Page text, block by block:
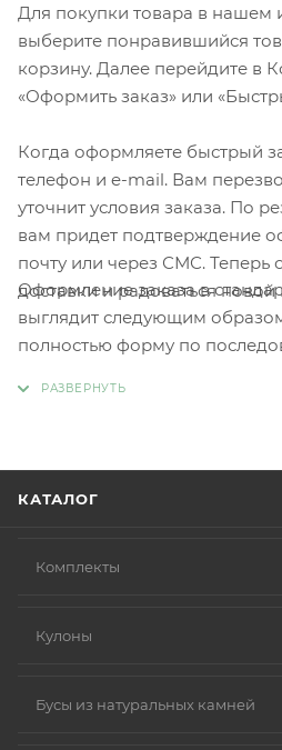
Для покупки товара в нашем
выберите понравившийся
корзину. Далее перейдите в
«Оформить заказ» или
Когда оформляете быстрый
телефон и e-mail. Вам
уточнит условия заказа. По
вам придет подтверждение
почту или через СМС. Теперь
доставки и радоваться новой
Оформление заказа в
выглядит следующим
полностью форму по
КАТАЛОГ
Комплекты
Кулоны
Бусы из натуральных камней